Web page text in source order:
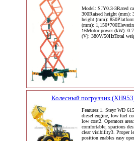
Model: SJY0.3-3Rated
300Raised height (mm):
height (mm):
(mm):
16Motor power (kW):
(V): 380V/50HzTotal
Колесный погрузчик
Features:1. Steyr WD
diesel engine, low fuel
low cost2. Operators area:
comfortable, spacious
clear visibility3. Proper
position enables easy